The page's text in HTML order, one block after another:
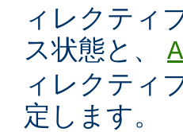
ィレクティ
ス状態と、
ィレクティ
定します。